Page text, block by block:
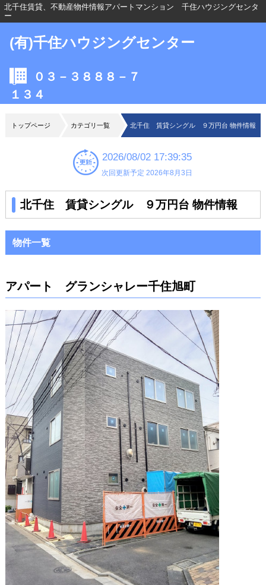
北千住賃貸、不動産物件情報アパートマンション 千住ハウジングセンタ
ー
(有)千住ハウジングセンター
０３－３８８８－７
１３４
トップページ カテゴリ一覧 北千住 賃貸シングル ９万円台 物件情報
2026/08/02 17:39:35
次回更新予定 2026年8月3日
北千住 賃貸シングル ９万円台 物件情報
物件一覧
アパート グランシャレー千住旭町